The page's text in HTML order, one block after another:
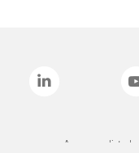
As marcas